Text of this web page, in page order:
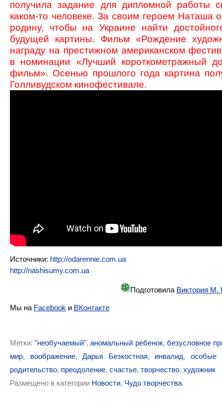
получила задание для дипломной работы
каком-то человеке. За своим героем Наташа
родину, чтобы на Украине найти
будущей картины. Фильм «Рождение
награду на престижном американском
в номинации «Лучший короткометражный
фильм». Осенью прошлого года картина
Голливудском кинофестивале.
Источники: http://odarennie.com.ua
http://nashisumy.com.ua
Подготовила Виктория М.
Мы на Facebook и ВКонтакте
Метки:"необучаемый",аномальный ребенок, безусловное
мир, воображение,Дарья Безкостная, инвалид, особые
родительство, преодоление, счастье, творчество, художник
Размещено в категории Новости, Чудо творчества